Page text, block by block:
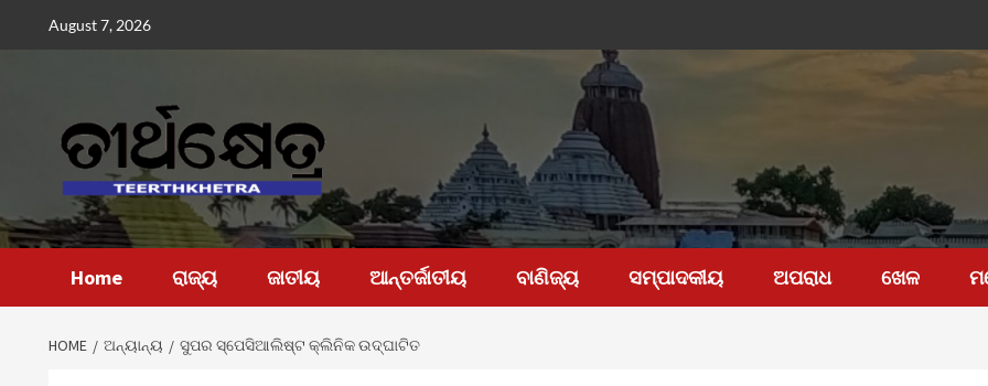
August 7, 2026
Home ରାଜ୍ୟ ଜାତୀୟ ଆନ୍ତର୍ଜାତୀୟ ବାଣିଜ୍ୟ ସମ୍ପାଦକୀୟ ଅପରାଧ ଖେଳ
HOME ଅନ୍ୟାନ୍ୟ ସୁପର ସ୍ପେସିଆଲିଷ୍ଟ କ୍ଲିନିକ ଉଦ୍ଘାଟିତ